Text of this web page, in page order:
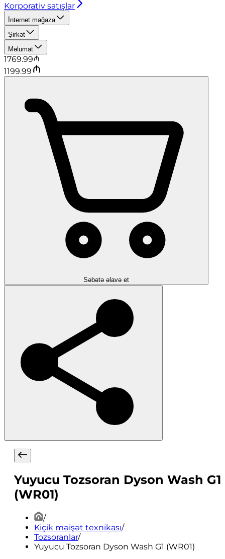
Korporativ satışlar
İnternet mağaza
Şirkət
Məlumat
1769.99
1199.99
Səbətə əlavə et
Yuyucu Tozsoran Dyson Wash G1
(WR01)
/
Kiçik məişət texnikası/
Tozsoranlar/
Yuyucu Tozsoran Dyson Wash G1 (WR01)